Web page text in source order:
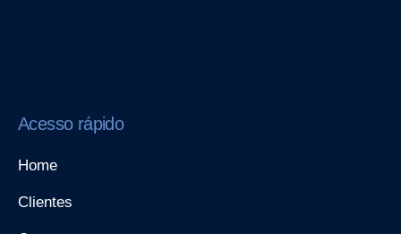
Acesso rápido
Home
Clientes